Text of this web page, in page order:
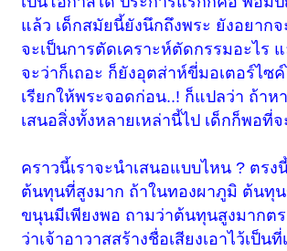
แล้ว เด็กสมัยนี้ยังนึกถึงพระ ยังอยาก
จะเป็นการตัดเคราะห์ตัดกรรมอะไร
จะว่าก็เถอะ ก็ยังอุตส่าห์ขี่มอเตอร์ไซ
เรียกให้พระจอดก่อน..! ก็แปลว่า ถ้าห
เสนอสิ่งทั้งหลายเหล่านี้ไป เด็กก็พอที่
คราวนี้เราจะนำเสนอแบบไหน ? ตรง
ต้นทุนที่สูงมาก ถ้าในทองผาภูมิ ต้นทุ
ขนุนมีเพียงพอ ถามว่าต้นทุนสูงมากต
ว่าเจ้าอาวาสสร้างชื่อเสียงเอาไว้เป็น